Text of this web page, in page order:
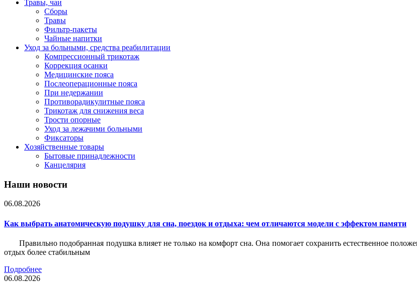
Травы, чаи
Сборы
Травы
Фильтр-пакеты
Чайные напитки
Уход за больными, средства реабилитации
Компрессионный трикотаж
Коррекция осанки
Медицинские пояса
Послеоперационные пояса
При недержании
Противорадикулитные пояса
Трикотаж для снижения веса
Трости опорные
Уход за лежачими больными
Фиксаторы
Хозяйственные товары
Бытовые принадлежности
Канцелярия
Наши новости
06.08.2026
Как выбрать анатомическую подушку для сна, поездок и отдыха: чем отличаются модели с эффектом памяти
Правильно подобранная подушка влияет не только на комфорт сна. Она помогает сохранить естественное
отдых более стабильным
Подробнее
06.08.2026